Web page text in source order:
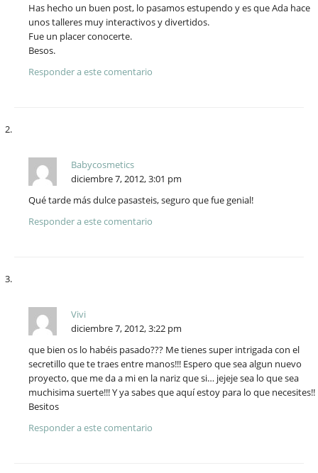
Has hecho un buen post, lo pasamos estupendo y es que Ada hace
unos talleres muy interactivos y divertidos.
Fue un placer conocerte.
Besos.
Responder a este comentario
Babycosmetics
diciembre 7, 2012, 3:01 pm
Qué tarde más dulce pasasteis, seguro que fue genial!
Responder a este comentario
Vivi
diciembre 7, 2012, 3:22 pm
que bien os lo habéis pasado??? Me tienes super intrigada con el
secretillo que te traes entre manos!!! Espero que sea algun nuevo
proyecto, que me da a mi en la nariz que si… jejeje sea lo que sea
muchisima suerte!!! Y ya sabes que aquí estoy para lo que necesites!!
Besitos
Responder a este comentario